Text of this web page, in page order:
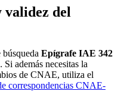
del
Epígrafe IAE 342
además necesitas la
de CNAE, utiliza el
correspondencias CNAE-